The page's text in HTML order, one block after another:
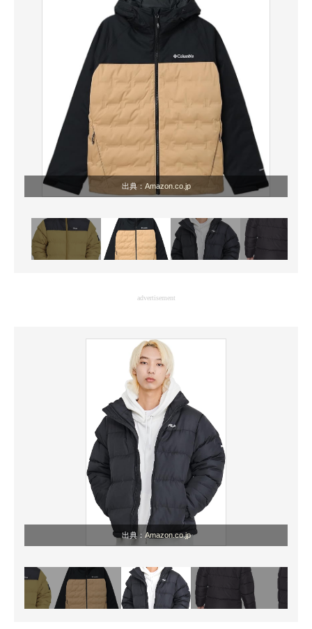
モノづくり技術者専門サイト
エレクトロニクス専門サイト
電子設計の基本と応用
エネルギーの専門メディア
建設×テクノロジーの最前線
ちょっと気になるネットの話題
出典： Amazon.co.jp
advertisement
出典：Amazon.co.jp